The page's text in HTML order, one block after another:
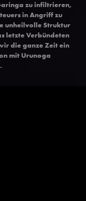
zu infiltrieren,
in Angriff zu
unheilvolle Struktur
letzte Verbündeten
die ganze Zeit ein
mit Urunoga